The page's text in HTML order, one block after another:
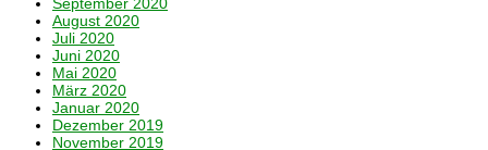
August 2020
Juli 2020
Juni 2020
Mai 2020
März 2020
Januar 2020
Dezember 2019
November 2019